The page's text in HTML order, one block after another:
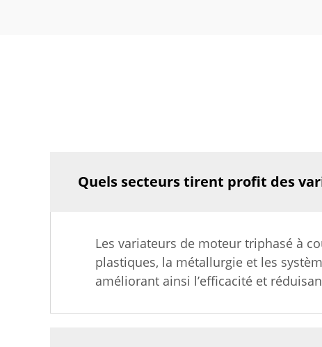
Quels secteurs tirent profit des
Les variateurs de moteur triphasé à
plastiques, la métallurgie et les
améliorant ainsi l’efficacité et